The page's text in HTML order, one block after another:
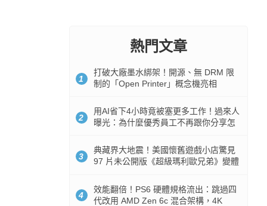
熱門文章
1
打破大廠墨水綁架！開源、無 DRM 限
制的「Open Printer」概念機亮相
2
用AI省下4小時竟被塞更多工作！過來人
曝光：為什麼優秀員工不再跟你分享怎
3
典藏界大地震！美國懷舊遊戲小店驚見
97 片未公開版《超級瑪利歐兄弟》變體
4
效能翻倍！PS6 硬體規格流出：跳過四
代改用 AMD Zen 6c 混合架構，4K